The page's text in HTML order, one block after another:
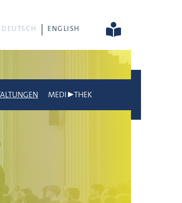
DEUTSCH ENGLISH
MEDI▶THEK